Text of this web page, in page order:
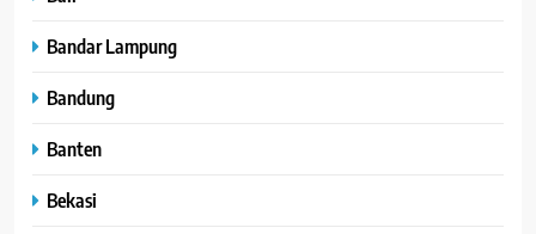
Bandar Lampung
Bandung
Banten
Bekasi